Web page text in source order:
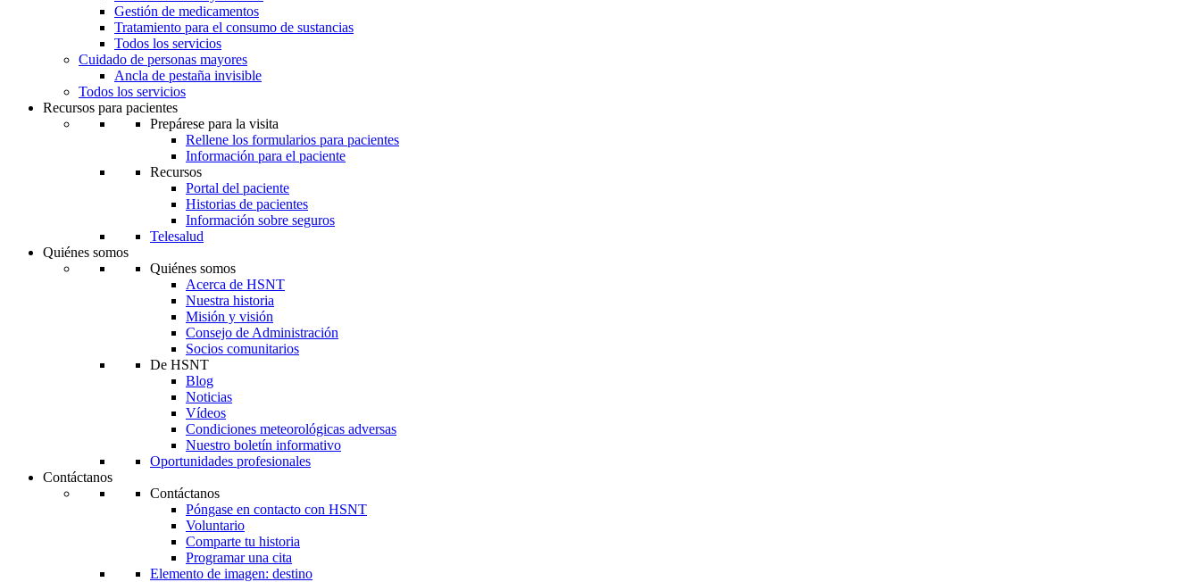
Gestión de medicamentos
Tratamiento para el consumo de sustancias
Todos los servicios
Cuidado de personas mayores
Ancla de pestaña invisible
Todos los servicios
Recursos para pacientes
Prepárese para la visita
Rellene los formularios para pacientes
Información para el paciente
Recursos
Portal del paciente
Historias de pacientes
Información sobre seguros
Telesalud
Quiénes somos
Quiénes somos
Acerca de HSNT
Nuestra historia
Misión y visión
Consejo de Administración
Socios comunitarios
De HSNT
Blog
Noticias
Vídeos
Condiciones meteorológicas adversas
Nuestro boletín informativo
Oportunidades profesionales
Contáctanos
Contáctanos
Póngase en contacto con HSNT
Voluntario
Comparte tu historia
Programar una cita
Elemento de imagen: destino